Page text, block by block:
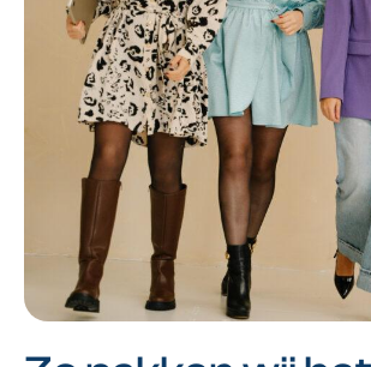
Kan ik je ergens mee
helpen?